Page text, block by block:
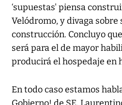
‘supuestas' piensa
Velódromo, y divaga sobre
construcción. Concluyo
será para el de mayor
producirá el hospedaje en
En todo caso estamos